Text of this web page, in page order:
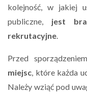
kolejność, w jakiej
publiczne, jest
rekrutacyjne.
Przed
miejsc, które każda
Należy wziąć pod